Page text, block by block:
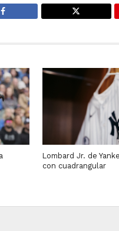
Lombard Jr. de
con cuadrangular